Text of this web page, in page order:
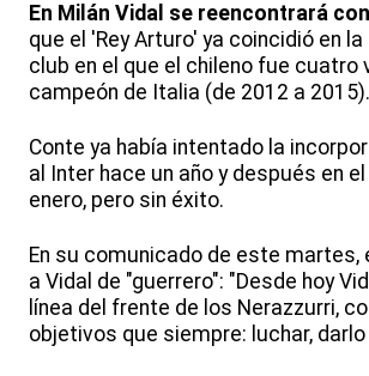
En Milán Vidal se reencontrará
que el 'Rey Arturo' ya coincidió en
club en el que el chileno fue cuatro
campeón de Italia (de 2012 a 2015).
Conte ya había intentado la
al Inter hace un año y después en
enero, pero sin éxito.
En su comunicado de este martes,
a Vidal de "guerrero": "Desde hoy
línea del frente de los Nerazzurri,
objetivos que siempre: luchar,